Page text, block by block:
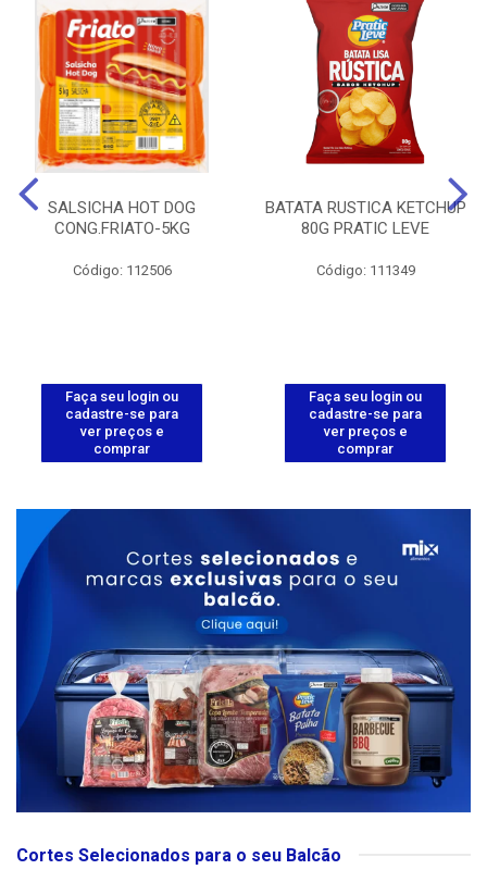
SALSICHA HOT DOG
CONG.FRIATO-5KG
Código: 112506
Faça seu login ou
cadastre-se para
ver preços e
comprar
BATATA RUSTICA KETCHUP
80G PRATIC LEVE
Código: 111349
Faça seu login ou
cadastre-se para
ver preços e
comprar
Cortes Selecionados para o seu Balcão